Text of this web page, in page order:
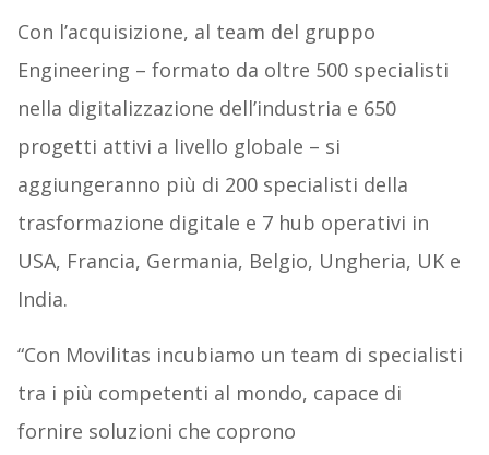
Con l’acquisizione, al team del gruppo
Engineering – formato da oltre 500 specialisti
nella digitalizzazione dell’industria e 650
progetti attivi a livello globale – si
aggiungeranno più di 200 specialisti della
trasformazione digitale e 7 hub operativi in
USA, Francia, Germania, Belgio, Ungheria, UK e
India.
“Con Movilitas incubiamo un team di specialisti
tra i più competenti al mondo, capace di
fornire soluzioni che coprono